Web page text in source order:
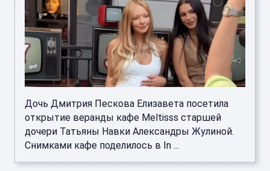
Дочь Дмитрия Пескова Елизавета посетила
открытие веранды кафе Meltisss старшей
дочери Татьяны Навки Александры Жулиной.
Снимками кафе поделилось в In ...